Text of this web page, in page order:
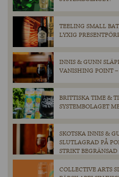
TEELING SMALL
LYXIG
INNIS & GUNN
VANISHING POINT
BRITTISKA TIME &
SYSTEMBOLAGET
SKOTSKA INNIS &
SLUTLAGRAD PÅ
STRIKT
COLLECTIVE ARTS